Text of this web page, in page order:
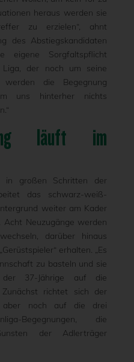
heraus werden sie
zu erzielen“, ahnt
des Abstiegskandidaten
eigene Sorgfaltspflicht
der noch um seine
werden die Begegnung
uns hinterher nichts
läuft im
in großen Schritten der
das schwarz-weiß-
weiter am Kader
Acht Neuzugänge werden
darüber hinaus
erhalten. „Es
zu basteln und sie
37-Jährige auf die
richtet sich der
aber noch auf die drei
Begegnungen, die
der Adlerträger